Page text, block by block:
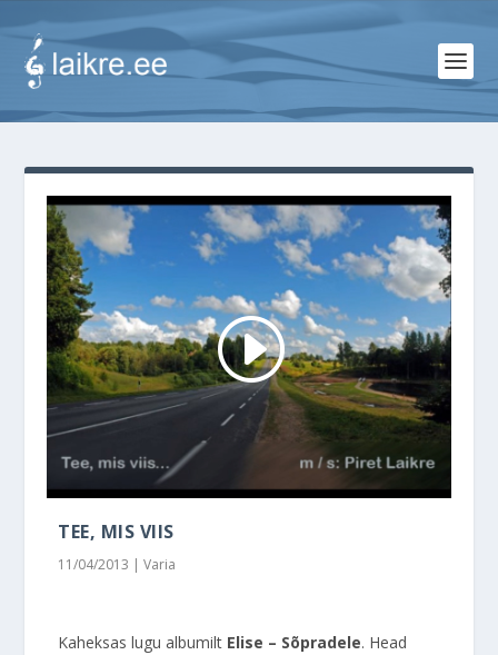
TEE, MIS VIIS
11/04/2013 |Varia
Kaheksas lugu albumilt Elise – Sõpradele. Head